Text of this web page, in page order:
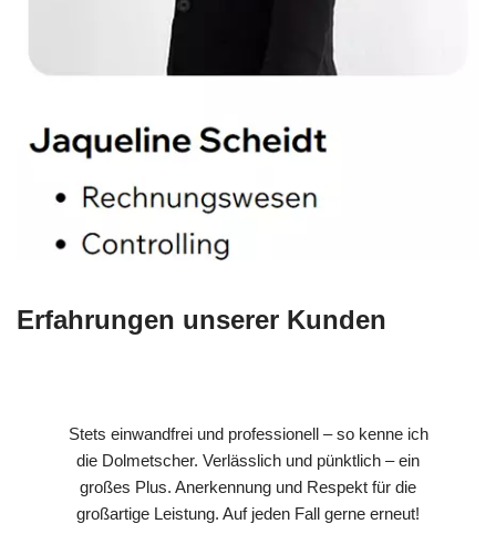
Erfahrungen unserer Kunden
Stets einwandfrei und professionell – so kenne ich
die Dolmetscher. Verlässlich und pünktlich – ein
großes Plus. Anerkennung und Respekt für die
großartige Leistung. Auf jeden Fall gerne erneut!